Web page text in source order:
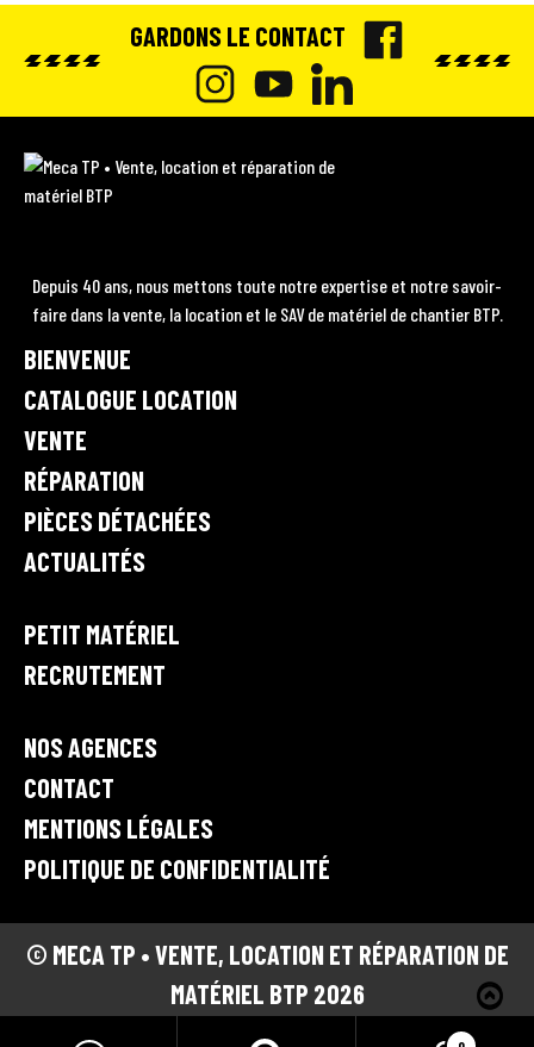
GARDONS LE CONTACT
A
O
O
I
N
A
G
A
Y
O
U
B
L
I
E
D
M
e
V
e
t
e
,
l
o
a
t
i
n
t
r
p
a
i
Depuis 40 ans, nous mettons toute notre expertise et notre savoir-
faire dans la vente, la location et le SAV de matériel de chantier BTP.
BIENVENUE
CATALOGUE LOCATION
VENTE
RÉPARATION
PIÈCES DÉTACHÉES
ACTUALITÉS
PETIT MATÉRIEL
RECRUTEMENT
NOS AGENCES
CONTACT
MENTIONS LÉGALES
POLITIQUE DE CONFIDENTIALITÉ
© MECA TP • VENTE, LOCATION ET RÉPARATION DE
MATÉRIEL BTP 2026